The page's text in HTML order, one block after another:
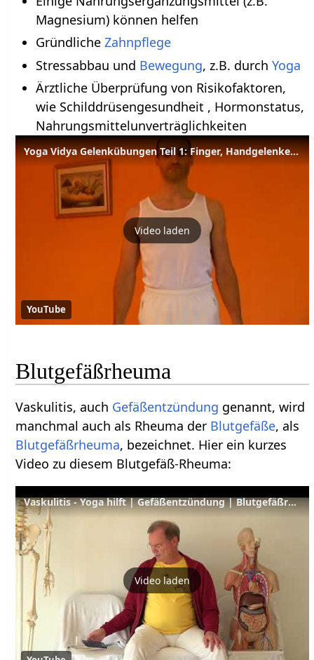
Magnesium) können helfen
Gründliche Zahnpflege
Stressabbau und Bewegung, z.B. durch Yoga
Ärztliche Überprüfung von Risikofaktoren,
wie Schilddrüsengesundheit , Hormonstatus,
Nahrungsmittelunverträglichkeiten
Yoga Vidya Gelenkübungen Teil 1: Finger, Handgelenke etc.
Video laden
YouTube
Blutgefäßrheuma
Vaskulitis, auch Gefäßentzündung genannt, wird
manchmal auch als Rheuma der Blutgefäße, als
Blutgefäßrheuma, bezeichnet. Hier ein kurzes
Video zu diesem Blutgefäß-Rheuma:
Vaskulitis - Yoga hilft | Gefäßentzündung | Blutgefäßrheuma
Video laden